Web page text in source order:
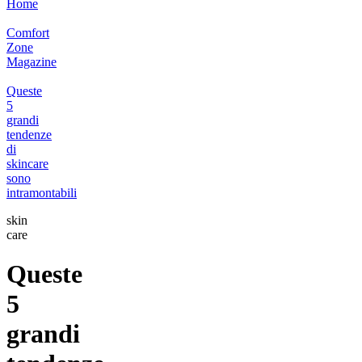
Home
Comfort
Zone
Magazine
Queste
5
grandi
tendenze
di
skincare
sono
intramontabili
skin
care
Queste
5
grandi